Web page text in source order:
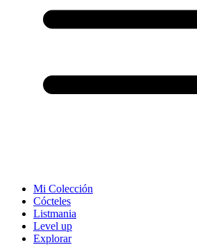
Mi Colección
Cócteles
Listmania
Level up
Explorar